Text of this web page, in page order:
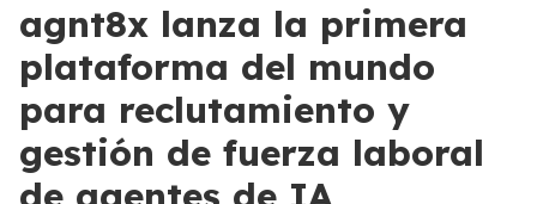
agnt8x lanza la primera
plataforma del mundo
para reclutamiento y
gestión de fuerza laboral